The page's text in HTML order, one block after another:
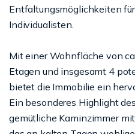
Entfaltungsmöglichkeiten
Individualisten.
Mit einer Wohnfläche von
Etagen und insgesamt 4
bietet die Immobilie ein
Ein besonderes Highlight
gemütliche Kaminzimmer